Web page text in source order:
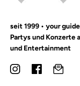
seit 1999 • your
Partys und Konzerte
und Entertainment